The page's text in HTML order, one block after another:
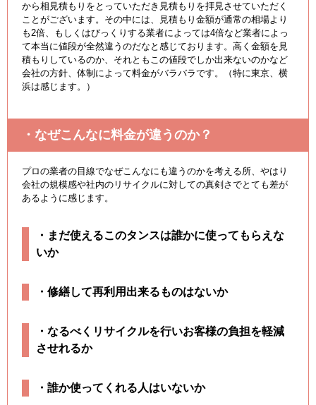
から相見積もりをとっていただき見積もりを拝見させていただく
ことがございます。その中には、見積もり金額が通常の相場より
も2倍、もしくはびっくりする業者によっては4倍など業者によっ
て本当に値段が全然違うのだなと感じております。高く金額を見
積もりしているのか、それともこの値段でしか出来ないのかなど
会社の方針、体制によって料金がバラバラです。（特に東京、横
浜は感じます。）
・なぜこんなに料金が違うのか？
プロの業者の目線でなぜこんなにも違うのかを考える所、やはり
会社の規模感や社内のリサイクルに対しての真剣さでとても差が
あるように感じます。
・まだ使えるこのタンスは誰かに使ってもらえな
いか
・修繕して再利用出来るものはないか
・なるべくリサイクルを行いお客様の負担を軽減
させれるか
・誰か使ってくれる人はいないか